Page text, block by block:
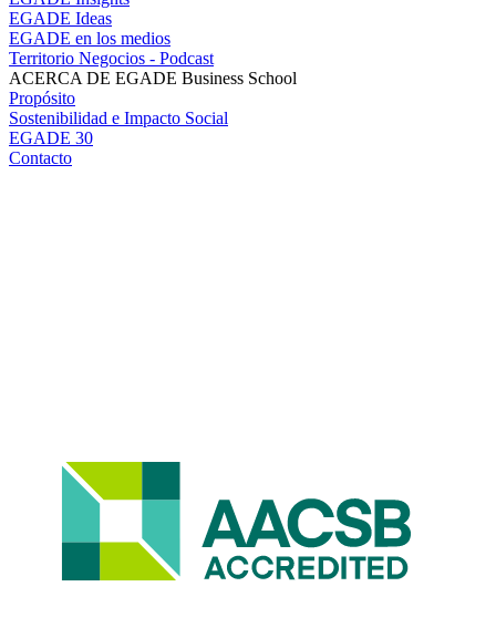
EGADE Ideas
EGADE en los medios
Territorio Negocios - Podcast
ACERCA DE EGADE Business School
Propósito
Sostenibilidad e Impacto Social
EGADE 30
Contacto